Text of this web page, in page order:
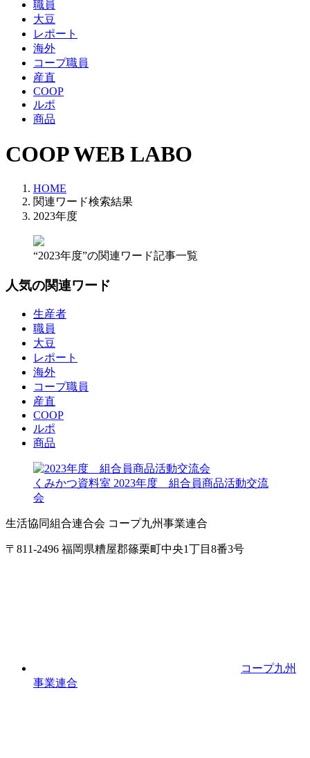
職員
大豆
レポート
海外
コープ職員
産直
COOP
ルポ
商品
COOP WEB LABO
HOME
関連ワード検索結果
2023年度
“2023年度”の関連ワード記事一覧
人気の関連ワード
生産者
職員
大豆
レポート
海外
コープ職員
産直
COOP
ルポ
商品
くみかつ資料室 2023年度 組合員商品活動交流
会
生活協同組合連合会 コープ九州事業連合
〒811-2496 福岡県糟屋郡篠栗町中央1丁目8番3号
コープ九州
事業連合